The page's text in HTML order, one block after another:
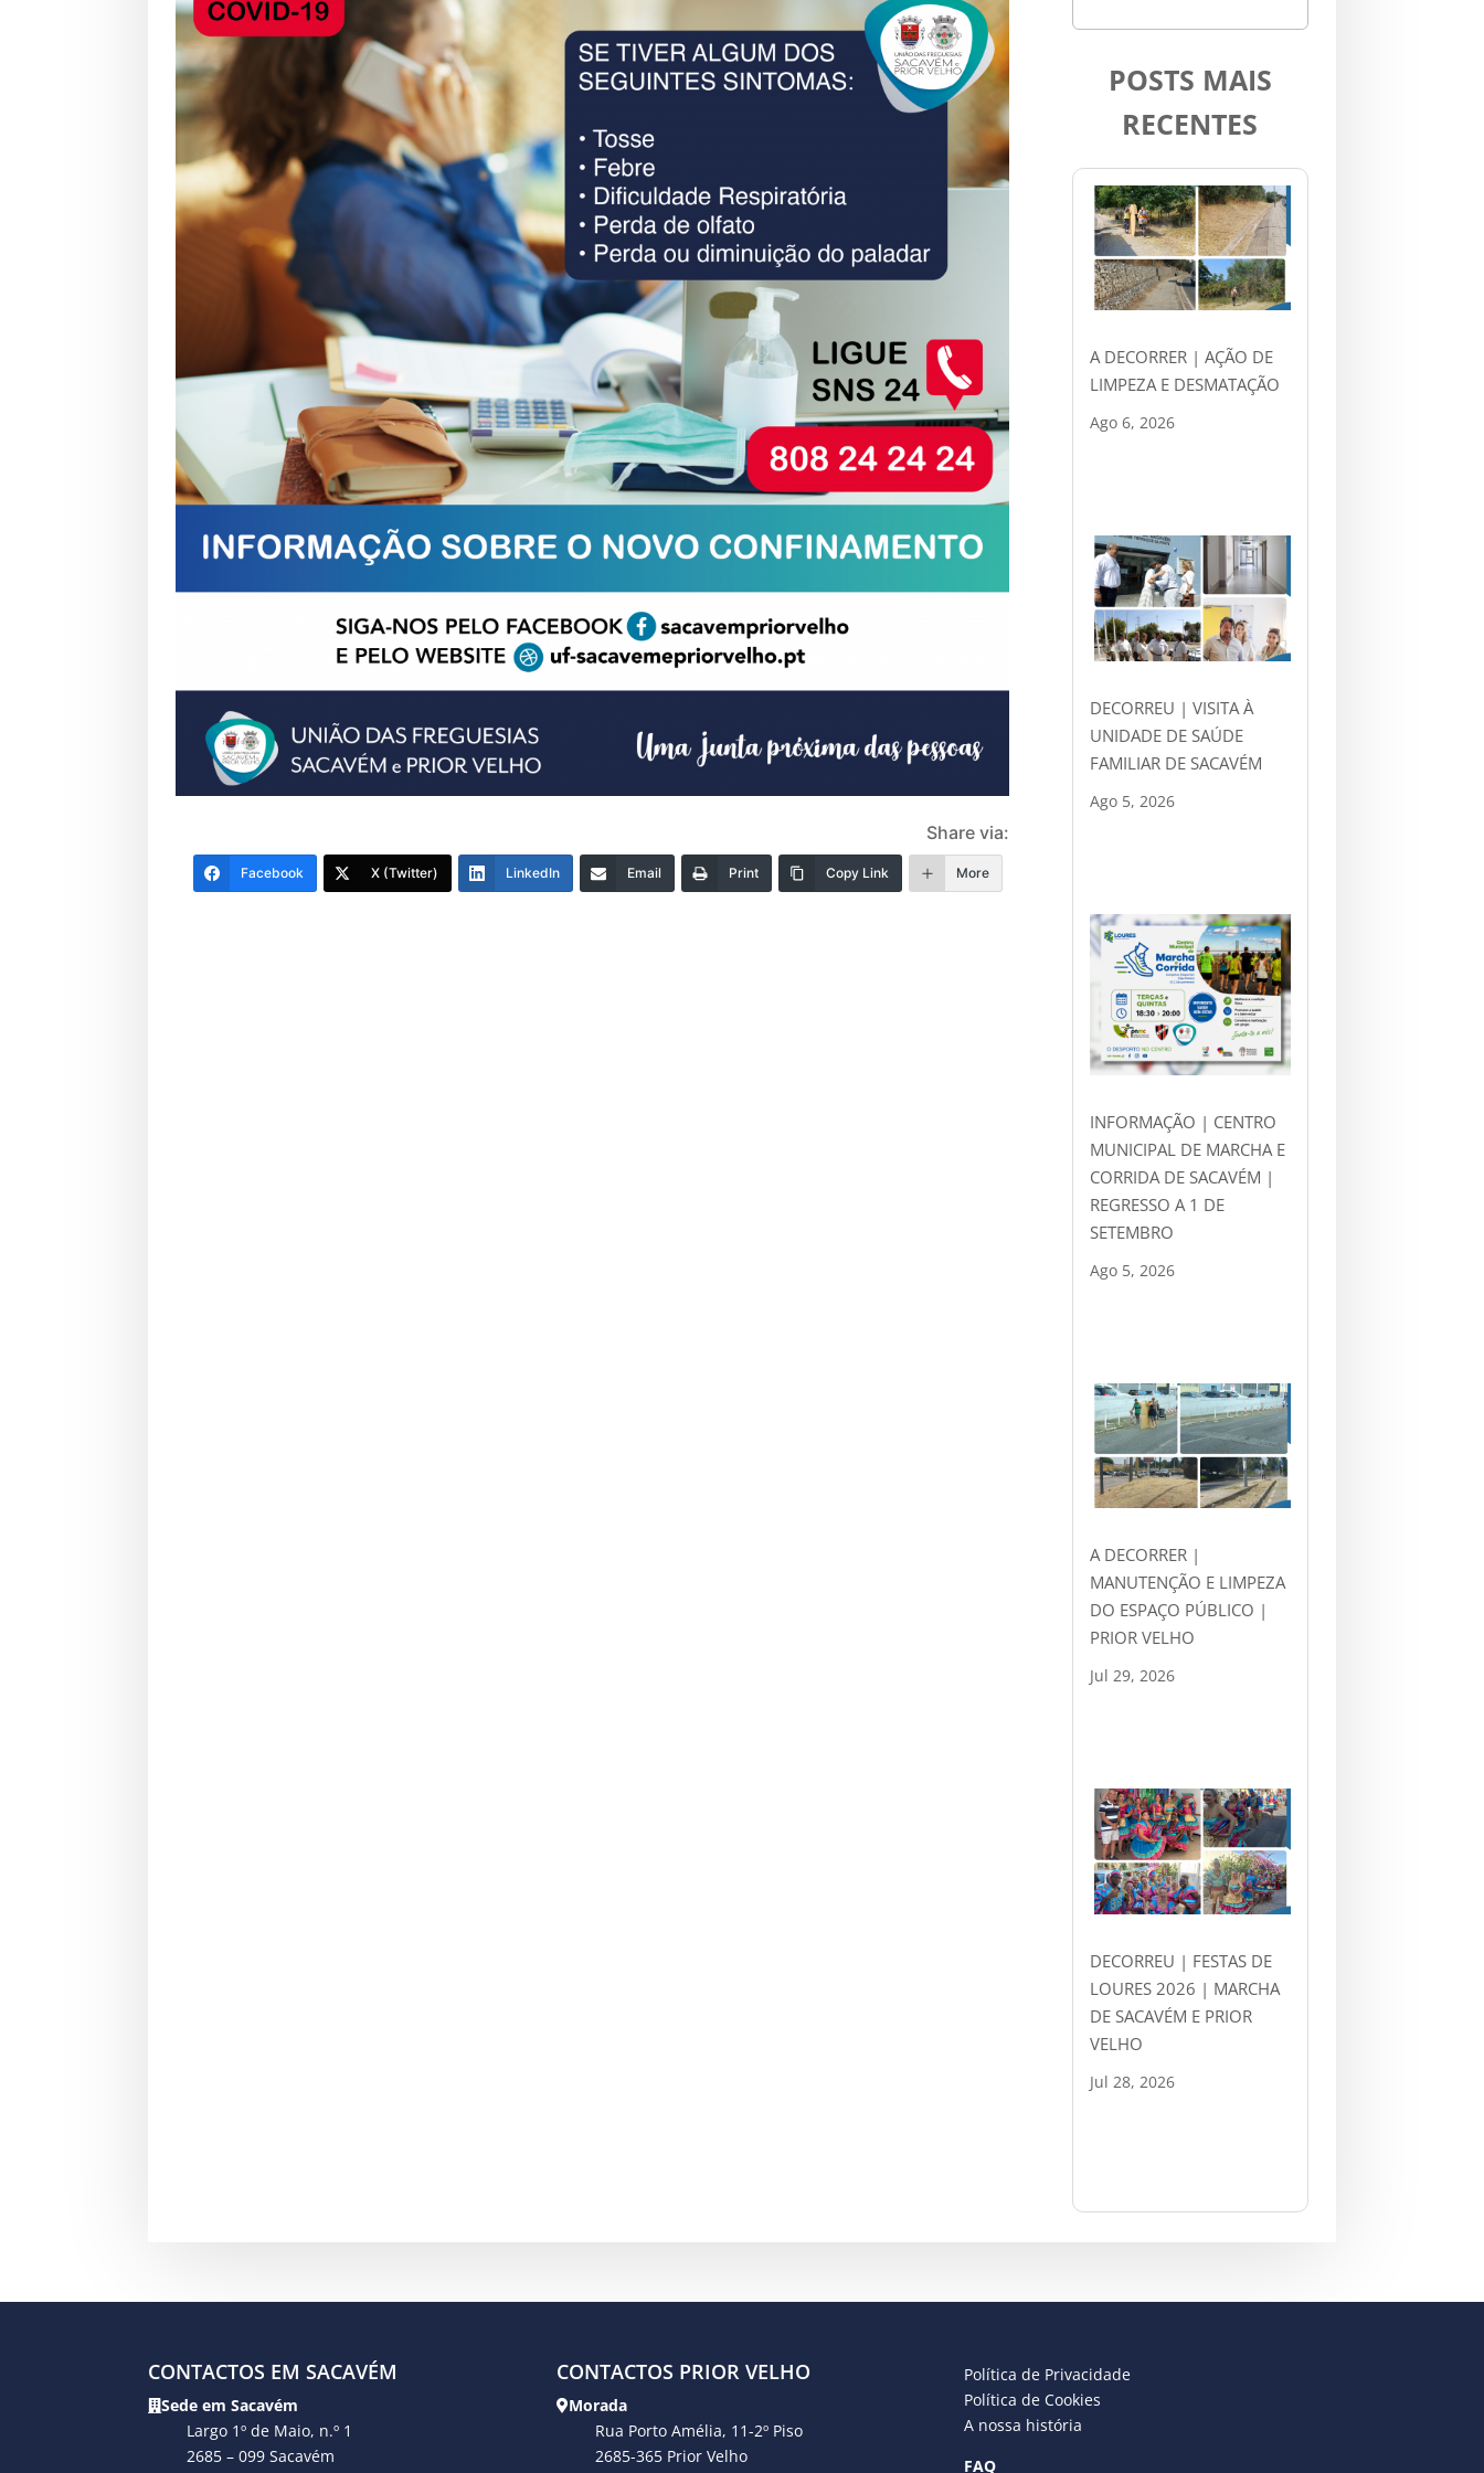
Share via:
Facebook X (Twitter) LinkedIn Email Print Copy Link More
POSTS MAIS
RECENTES
A DECORRER | AÇÃO DE
LIMPEZA E DESMATAÇÃO
Ago 6, 2026
DECORREU | VISITA À
UNIDADE DE SAÚDE
FAMILIAR DE SACAVÉM
Ago 5, 2026
INFORMAÇÃO | CENTRO
MUNICIPAL DE MARCHA E
CORRIDA DE SACAVÉM |
REGRESSO A 1 DE
SETEMBRO
Ago 5, 2026
A DECORRER |
MANUTENÇÃO E LIMPEZA
DO ESPAÇO PÚBLICO |
PRIOR VELHO
Jul 29, 2026
DECORREU | FESTAS DE
LOURES 2026 | MARCHA
DE SACAVÉM E PRIOR
VELHO
Jul 28, 2026
CONTACTOS EM SACAVÉM
Sede em Sacavém
Largo 1º de Maio, n.º 1
2685 – 099 Sacavém
CONTACTOS PRIOR VELHO
Morada
Rua Porto Amélia, 11-2º Piso
2685-365 Prior Velho
Política de Privacidade
Política de Cookies
A nossa história
FAQ